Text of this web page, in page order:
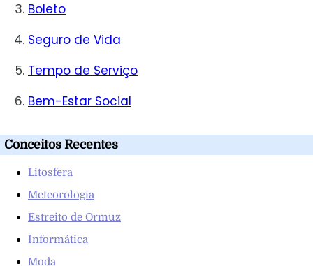
Boleto
Seguro de Vida
Tempo de Serviço
Bem-Estar Social
Conceitos Recentes
Litosfera
Meteorologia
Estreito de Ormuz
Informática
Moda